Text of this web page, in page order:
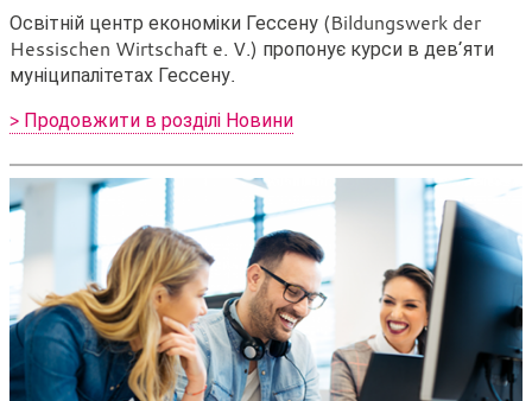
Освітній центр економіки Гессену (Bildungswerk der
Hessischen Wirtschaft e. V.) пропонує курси в дев’яти
муніципалітетах Гессену.
> Продовжити в розділі Новини